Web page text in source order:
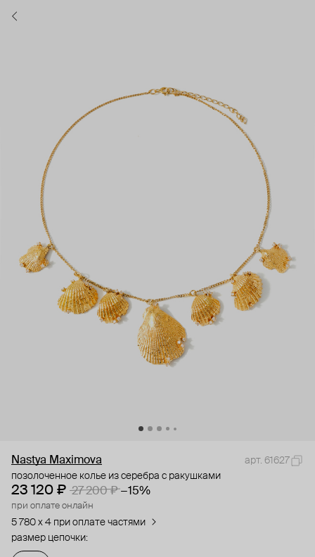
Nastya Maximova
арт. 61627
позолоченное колье из серебра с ракушками
23 120 ₽ 27 200 ₽ −15%
при оплате онлайн
5 780 x 4 при оплате частями
размер цепочки: